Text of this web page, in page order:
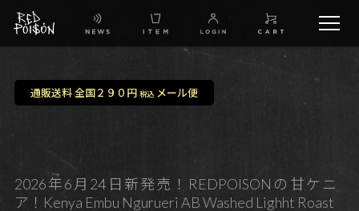
通販送料 全国２９０円 税込メール便
2026年6月24日新発売！REDPOISONの甘ケニ
ア！Kenya Embu Ngurueri AB Washed Lighht Roast